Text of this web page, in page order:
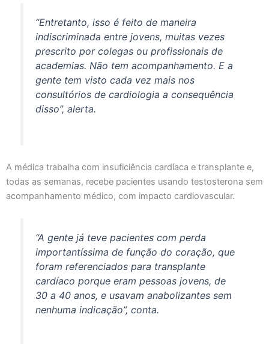
“Entretanto, isso é feito de maneira
indiscriminada entre jovens, muitas vezes
prescrito por colegas ou profissionais de
academias. Não tem acompanhamento. E a
gente tem visto cada vez mais nos
consultórios de cardiologia a consequência
disso”, alerta.
A médica trabalha com insuficiência cardíaca e transplante e,
todas as semanas, recebe pacientes usando testosterona sem
acompanhamento médico, com impacto cardiovascular.
“A gente já teve pacientes com perda
importantíssima de função do coração, que
foram referenciados para transplante
cardíaco porque eram pessoas jovens, de
30 a 40 anos, e usavam anabolizantes sem
nenhuma indicação”, conta.